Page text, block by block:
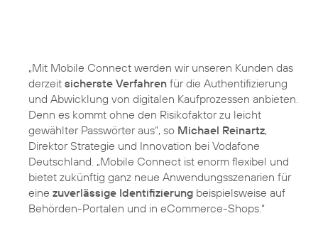
„Mit Mobile Connect werden wir unseren Kunden das
derzeit sicherste Verfahren für die Authentifizierung
und Abwicklung von digitalen Kaufprozessen anbieten.
Denn es kommt ohne den Risikofaktor zu leicht
gewählter Passwörter aus“, so Michael Reinartz,
Direktor Strategie und Innovation bei Vodafone
Deutschland. „Mobile Connect ist enorm flexibel und
bietet zukünftig ganz neue Anwendungsszenarien für
eine zuverlässige Identifizierung beispielsweise auf
Behörden-Portalen und in eCommerce-Shops.“